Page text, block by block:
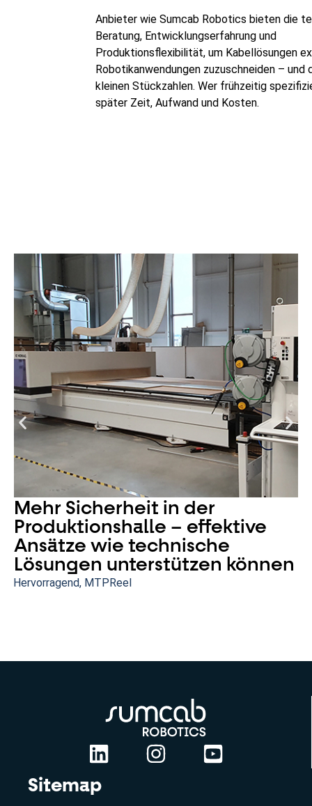
Anbieter wie Sumcab Robotics bieten die
Beratung, Entwicklungserfahrung und
Produktionsflexibilität, um Kabellösungen
Robotikanwendungen zuzuschneiden – und
kleinen Stückzahlen. Wer frühzeitig
später Zeit, Aufwand und Kosten.
Mehr Sicherheit in der
Produktionshalle – effektive
Ansätze wie technische
Lösungen unterstützen können
Hervorragend, MTPReel
Sitemap